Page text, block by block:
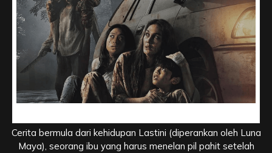
Cerita bermula dari kehidupan Lastini (diperankan oleh Luna
Maya), seorang ibu yang harus menelan pil pahit setelah